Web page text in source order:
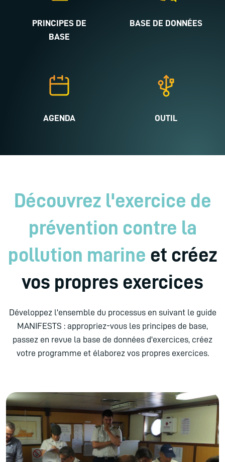
PRINCIPES DE
BASE
BASE DE DONNÉES
AGENDA OUTIL
Découvrez l'exercice de
prévention contre la
pollution marine et créez
vos propres exercices
Développez l'ensemble du processus en suivant le guide
MANIFESTS : appropriez-vous les principes de base,
passez en revue la base de données d'exercices, créez
votre programme et élaborez vos propres exercices.